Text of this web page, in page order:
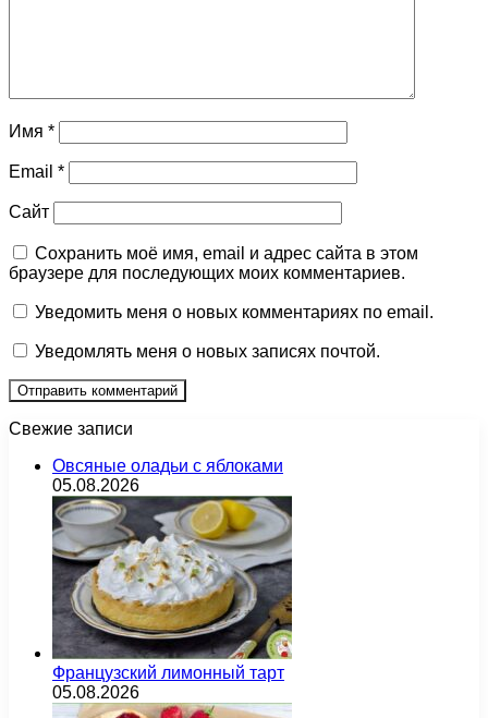
Имя *
Email *
Сайт
Сохранить моё имя, email и адрес сайта в этом
браузере для последующих моих комментариев.
Уведомить меня о новых комментариях по email.
Уведомлять меня о новых записях почтой.
Свежие записи
Овсяные оладьи с яблоками
05.08.2026
Французский лимонный тарт
05.08.2026